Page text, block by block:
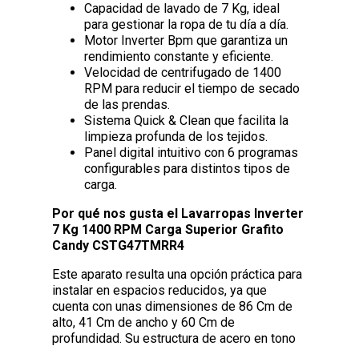
Capacidad de lavado de 7 Kg, ideal
para gestionar la ropa de tu día a día.
Motor Inverter Bpm que garantiza un
rendimiento constante y eficiente.
Velocidad de centrifugado de 1400
RPM para reducir el tiempo de secado
de las prendas.
Sistema Quick & Clean que facilita la
limpieza profunda de los tejidos.
Panel digital intuitivo con 6 programas
configurables para distintos tipos de
carga.
Por qué nos gusta el Lavarropas Inverter
7 Kg 1400 RPM Carga Superior Grafito
Candy CSTG47TMRR4
Este aparato resulta una opción práctica para
instalar en espacios reducidos, ya que
cuenta con unas dimensiones de 86 Cm de
alto, 41 Cm de ancho y 60 Cm de
profundidad. Su estructura de acero en tono